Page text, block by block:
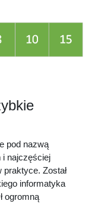
pod nazwą
i najczęściej
Został
informatyka
ogromną